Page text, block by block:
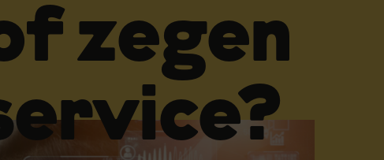
zegen